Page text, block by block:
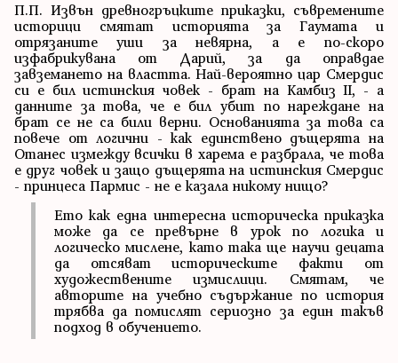
П.П. Извън древногръцките приказки, съвремените
историци смятат историята за Гаумата и
отрязаните уши за невярна, а е по-скоро
изфабрикувана от Дарий, за да оправдае
завземането на властта. Най-вероятно цар Смердис
си е бил истинския човек - брат на Камбиз II, - а
данните за това, че е бил убит по нареждане на
брат се не са били верни. Основанията за това са
повече от логични - как единствено дъщерята на
Отанес измежду всички в харема е разбрала, че това
е друг човек и защо дъщерята на истинския Смердис
- принцеса Пармис - не е казала никому нищо?
Ето как една интересна историческа приказка
може да се превърне в урок по логика и
логическо мислене, като така ще научи децата
да отсяват историческите факти от
художествените измислици. Смятам, че
авторите на учебно съдържание по история
трябва да помислят сериозно за един такъв
подход в обучението.